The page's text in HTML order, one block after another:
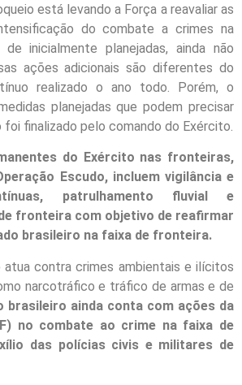
está levando a Força a reavaliar as
do combate a crimes na
inicialmente planejadas, ainda não
ações adicionais são diferentes do
realizado o ano todo. Porém, o
planejadas que podem precisar
foi finalizado pelo comando do Exército.
do Exército nas fronteiras,
Escudo, incluem vigilância e
patrulhamento fluvial e
fronteira com objetivo de reafirmar
brasileiro na faixa de fronteira.
atua contra crimes ambientais e ilícitos
narcotráfico e tráfico de armas e de
brasileiro ainda conta com ações da
no combate ao crime na faixa de
das polícias civis e militares de